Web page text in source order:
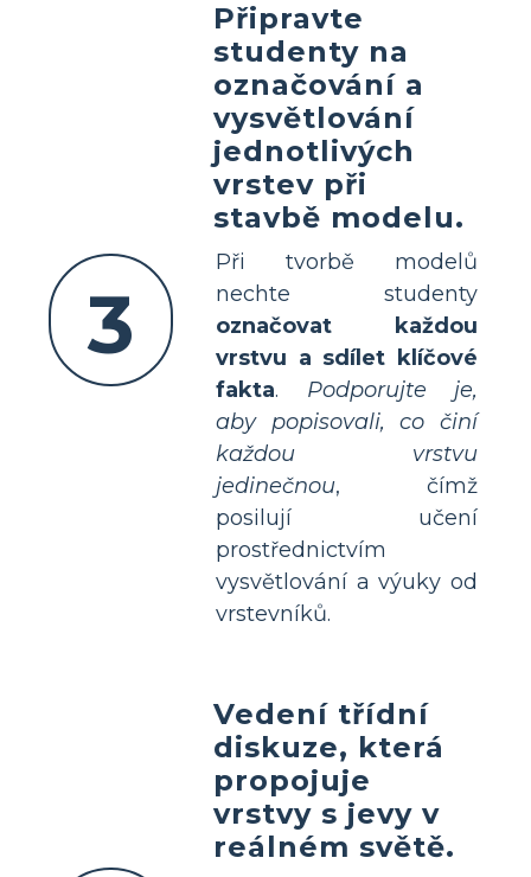
3
Připravte
studenty na
označování a
vysvětlování
jednotlivých
vrstev při
stavbě modelu.
Při tvorbě modelů
nechte studenty
označovat každou
vrstvu a sdílet klíčové
fakta. Podporujte je,
aby popisovali, co činí
každou vrstvu
jedinečnou, čímž
posilují učení
prostřednictvím
vysvětlování a výuky od
vrstevníků.
Vedení třídní
diskuze, která
propojuje
vrstvy s jevy v
reálném světě.